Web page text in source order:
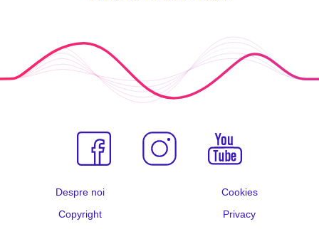
Despre noi
Cookies
Copyright
Privacy